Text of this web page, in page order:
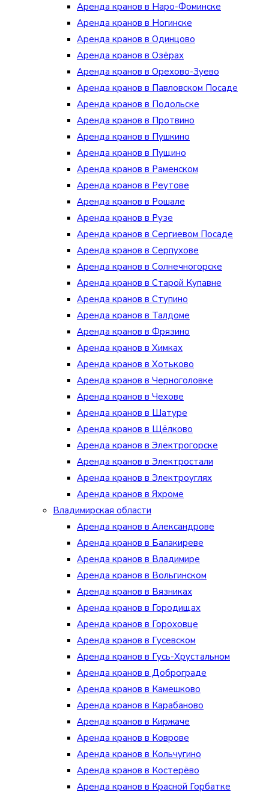
Аренда кранов в Наро-Фоминске
Аренда кранов в Ногинске
Аренда кранов в Одинцово
Аренда кранов в Озёрах
Аренда кранов в Орехово-Зуево
Аренда кранов в Павловском Посаде
Аренда кранов в Подольске
Аренда кранов в Протвино
Аренда кранов в Пушкино
Аренда кранов в Пущино
Аренда кранов в Раменском
Аренда кранов в Реутове
Аренда кранов в Рошале
Аренда кранов в Рузе
Аренда кранов в Сергиевом Посаде
Аренда кранов в Серпухове
Аренда кранов в Солнечногорске
Аренда кранов в Старой Купавне
Аренда кранов в Ступино
Аренда кранов в Талдоме
Аренда кранов в Фрязино
Аренда кранов в Химках
Аренда кранов в Хотьково
Аренда кранов в Черноголовке
Аренда кранов в Чехове
Аренда кранов в Шатуре
Аренда кранов в Щёлково
Аренда кранов в Электрогорске
Аренда кранов в Электростали
Аренда кранов в Электроуглях
Аренда кранов в Яхроме
Владимирская области
Аренда кранов в Александрове
Аренда кранов в Балакиреве
Аренда кранов в Владимире
Аренда кранов в Вольгинском
Аренда кранов в Вязниках
Аренда кранов в Городищах
Аренда кранов в Гороховце
Аренда кранов в Гусевском
Аренда кранов в Гусь-Хрустальном
Аренда кранов в Доброграде
Аренда кранов в Камешково
Аренда кранов в Карабаново
Аренда кранов в Киржаче
Аренда кранов в Коврове
Аренда кранов в Кольчугино
Аренда кранов в Костерёво
Аренда кранов в Красной Горбатке